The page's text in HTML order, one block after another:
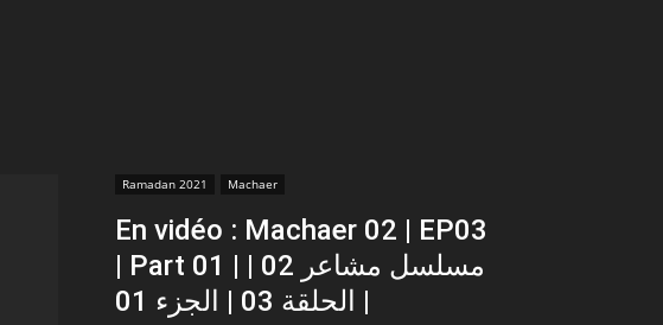
Ramadan 2021 Machaer
En vidéo : Machaer 02 | EP03
| Part 01 | مسلسل مشاعر 02 |
الحلقة 03 | الجزء 01 |